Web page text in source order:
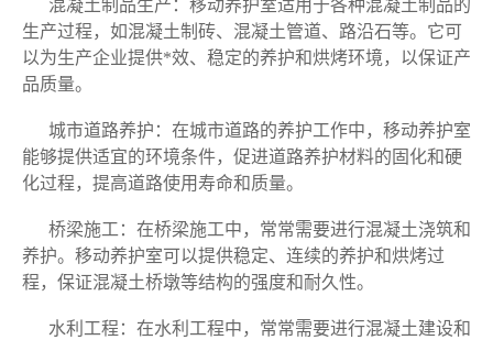
混凝土制品生产：移动养护室适用于各种混凝土制品的
生产过程，如混凝土制砖、混凝土管道、路沿石等。它可
以为生产企业提供*效、稳定的养护和烘烤环境，以保证产
品质量。
城市道路养护：在城市道路的养护工作中，移动养护室
能够提供适宜的环境条件，促进道路养护材料的固化和硬
化过程，提高道路使用寿命和质量。
桥梁施工：在桥梁施工中，常常需要进行混凝土浇筑和
养护。移动养护室可以提供稳定、连续的养护和烘烤过
程，保证混凝土桥墩等结构的强度和耐久性。
水利工程：在水利工程中，常常需要进行混凝土建设和